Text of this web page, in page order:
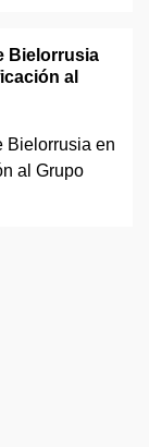
Bielorrusia
al